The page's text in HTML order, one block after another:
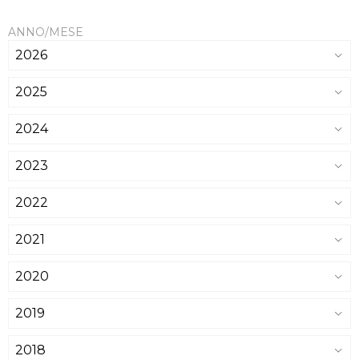
ANNO/MESE
2026
2025
2024
2023
2022
2021
2020
2019
2018